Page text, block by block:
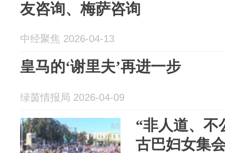
友咨询、梅萨咨询
中经聚焦 2026-04-13
皇马的‘谢里夫’再进一步
绿茵情报局 2026-04-09
“非人道、
古巴妇女集